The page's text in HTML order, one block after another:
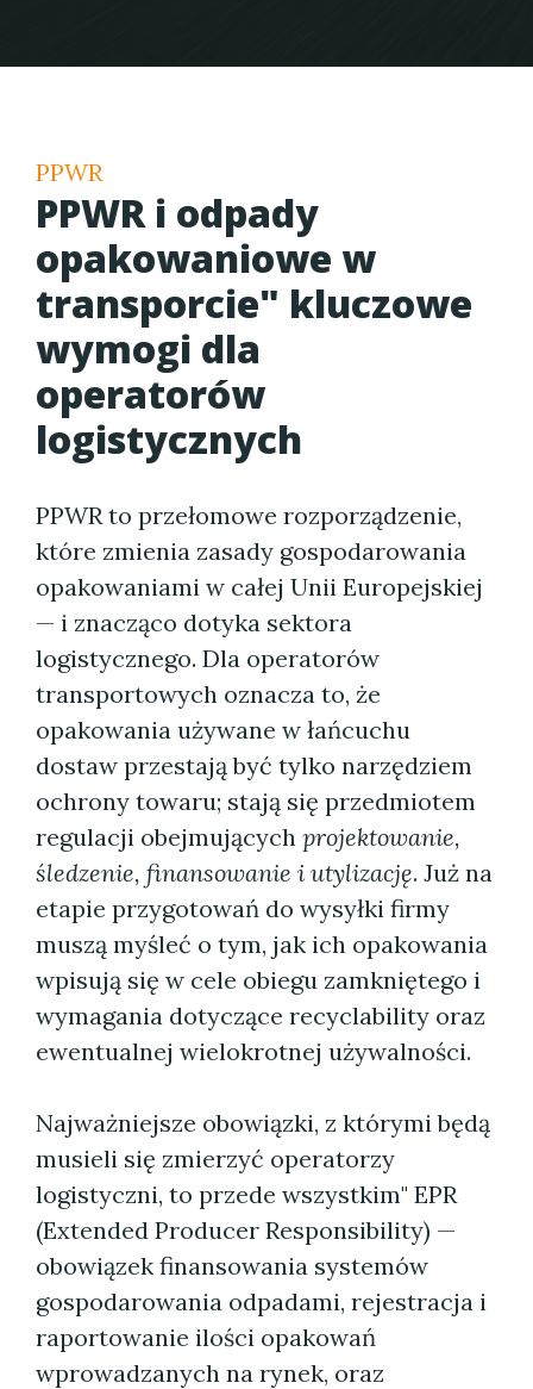
PPWR
PPWR i odpady
opakowaniowe w
transporcie" kluczowe
wymogi dla
operatorów
logistycznych
PPWR to przełomowe rozporządzenie,
które zmienia zasady gospodarowania
opakowaniami w całej Unii Europejskiej
— i znacząco dotyka sektora
logistycznego. Dla operatorów
transportowych oznacza to, że
opakowania używane w łańcuchu
dostaw przestają być tylko narzędziem
ochrony towaru; stają się przedmiotem
regulacji obejmujących projektowanie,
śledzenie, finansowanie i utylizację. Już na
etapie przygotowań do wysyłki firmy
muszą myśleć o tym, jak ich opakowania
wpisują się w cele obiegu zamkniętego i
wymagania dotyczące recyclability oraz
ewentualnej wielokrotnej używalności.
Najważniejsze obowiązki, z którymi będą
musieli się zmierzyć operatorzy
logistyczni, to przede wszystkim" EPR
(Extended Producer Responsibility) —
obowiązek finansowania systemów
gospodarowania odpadami, rejestracja i
raportowanie ilości opakowań
wprowadzanych na rynek, oraz